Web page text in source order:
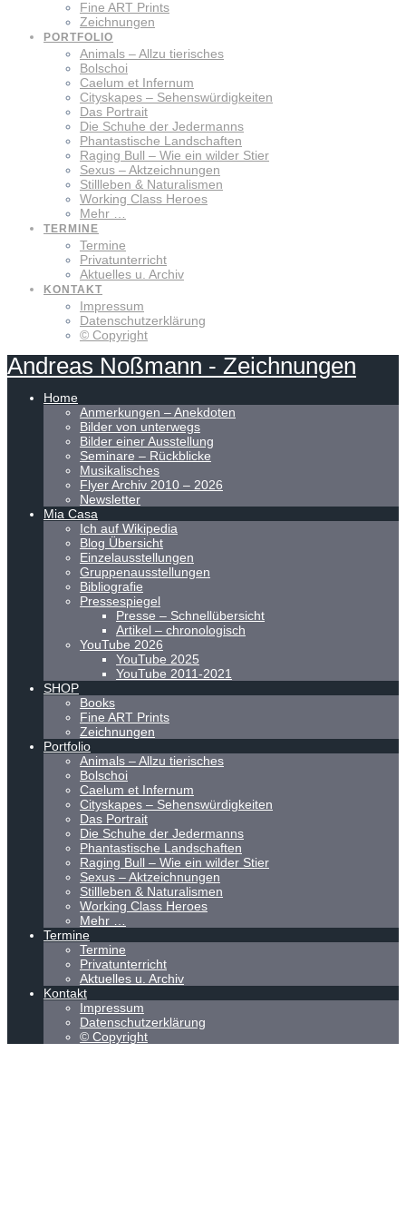
Fine ART Prints
Zeichnungen
PORTFOLIO
Animals – Allzu tierisches
Bolschoi
Caelum et Infernum
Cityskapes – Sehenswürdigkeiten
Das Portrait
Die Schuhe der Jedermanns
Phantastische Landschaften
Raging Bull – Wie ein wilder Stier
Sexus – Aktzeichnungen
Stillleben & Naturalismen
Working Class Heroes
Mehr …
TERMINE
Termine
Privatunterricht
Aktuelles u. Archiv
KONTAKT
Impressum
Datenschutzerklärung
© Copyright
Andreas Noßmann - Zeichnungen
Home
Anmerkungen – Anekdoten
Bilder von unterwegs
Bilder einer Ausstellung
Seminare – Rückblicke
Musikalisches
Flyer Archiv 2010 – 2026
Newsletter
Mia Casa
Ich auf Wikipedia
Blog Übersicht
Einzelausstellungen
Gruppenausstellungen
Bibliografie
Pressespiegel
Presse – Schnellübersicht
Artikel – chronologisch
YouTube 2026
YouTube 2025
YouTube 2011-2021
SHOP
Books
Fine ART Prints
Zeichnungen
Portfolio
Animals – Allzu tierisches
Bolschoi
Caelum et Infernum
Cityskapes – Sehenswürdigkeiten
Das Portrait
Die Schuhe der Jedermanns
Phantastische Landschaften
Raging Bull – Wie ein wilder Stier
Sexus – Aktzeichnungen
Stillleben & Naturalismen
Working Class Heroes
Mehr …
Termine
Termine
Privatunterricht
Aktuelles u. Archiv
Kontakt
Impressum
Datenschutzerklärung
© Copyright